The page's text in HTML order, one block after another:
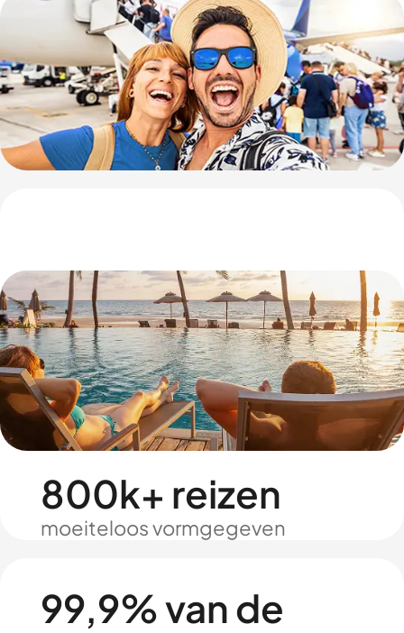
800k+ reizen
moeiteloos vormgegeven
99,9% van de